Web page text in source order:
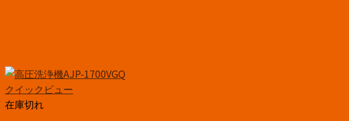
クイックビュー
在庫切れ